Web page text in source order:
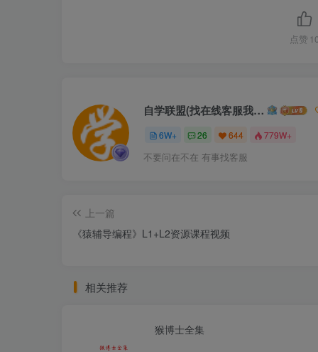
点赞
自学联盟(找在线客服我不回信息的)
6W+ 26 644 779W+
不要问在不在 有事找客服
上一篇
《猿辅导编程》L1+L2资源课程视频
相关推荐
猴博士全集